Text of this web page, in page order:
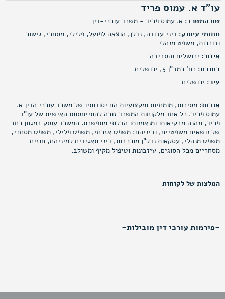
עו"ד א. עמוס פריד
שם המשרד: א. עמוס פריד - משרד עורכי-דין
תחומי עיסוק: דיני עבודה, נדלן, הוצאה לפועל, פלילי, מסחרי, גישור
ובוררות, משפט מנהלי
איזור: ירושלים והסביבה
כתובת: רח' רמב"ן 5, ירושלים
עיר: ירושלים
אודות: מסירות, מומחיות ומקצועיות הם יסודותיו של משרד עורכי הדין א.
עמוס פריד. כל אחד מלקוחות המשרד זוכה להתייחסותו האישית של עו"ד
פריד, ונהנה מבקיאותו ומנאמנותו הבלתי מתפשרת. המשרד עוסק במגוון רחב
של נושאים משפטיים, וביניהם: משפט אזרחי, משפט פלילי, משפט מסחרי,
משפט מנהלי, עסקאות נדל"ן מורכבות, דיני תאגידים למיניהם, חוזים
מסחריים מכל הסוגים, עיזבונות וטיפול מקיף ומשולב.
המלצות של לקוחות
-פירמות עורכי דין מובילות-